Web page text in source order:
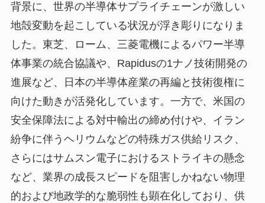
背景に、世界の半導体サプライチェーンが激しい
地殻変動を起こしている状況が浮き彫りになりま
した。東芝、ローム、三菱電機によるパワー半導
体事業の統合協議や、Rapidusの1ナノ技術開発の
進展など、日本の半導体産業の再編と技術復権に
向けた動きが活発化しています。一方で、米国の
安全保障法による対中輸出の締め付けや、イラン
紛争に伴うヘリウムなどの特殊ガス供給リスク、
さらにはサムスン電子におけるストライキの懸念
など、業界の成長スピードを阻害しかねない物理
的および地政学的な脆弱性も顕在化しており、供